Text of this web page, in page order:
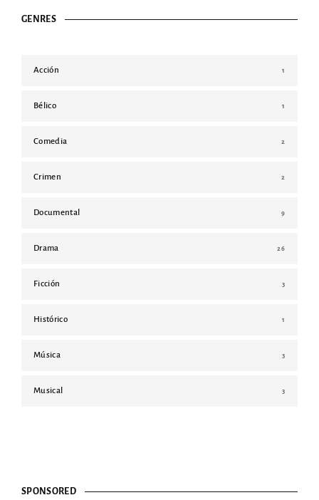
GENRES
Acción 1
Bélico 1
Comedia 2
Crimen 2
Documental 9
Drama 26
Ficción 3
Histórico 1
Música 3
Musical 3
SPONSORED